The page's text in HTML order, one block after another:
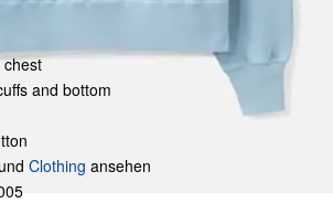
chest
and bottom
und Clothing ansehen